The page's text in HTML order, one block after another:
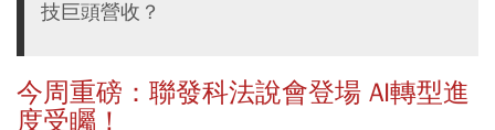
技巨頭營收？
今周重磅：聯發科法說會登場 AI轉型進
度受矚！